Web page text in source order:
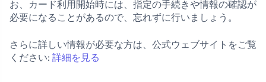
お、カード利用開始時には、指定の手続きや情報の確認が
必要になることがあるので、忘れずに行いましょう。
さらに詳しい情報が必要な方は、公式ウェブサイトをご覧
ください: 詳細を見る